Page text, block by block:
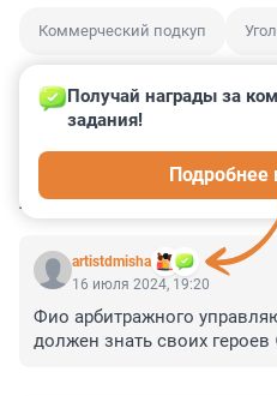
Коммерческий подкуп
КОММЕНТАРИИ 3
artistdmisha
Получай награды за
задания!
Подробнее
16 июля 2024, 19:20
Фио арбитражного
должен знать своих героев